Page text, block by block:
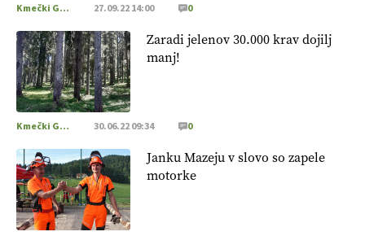
Kmečki Glas 27.09.22 14:00 0
Zaradi jelenov 30.000 krav dojilj
manj!
Kmečki Glas 30.06.22 09:34 0
Janku Mazeju v slovo so zapele
motorke